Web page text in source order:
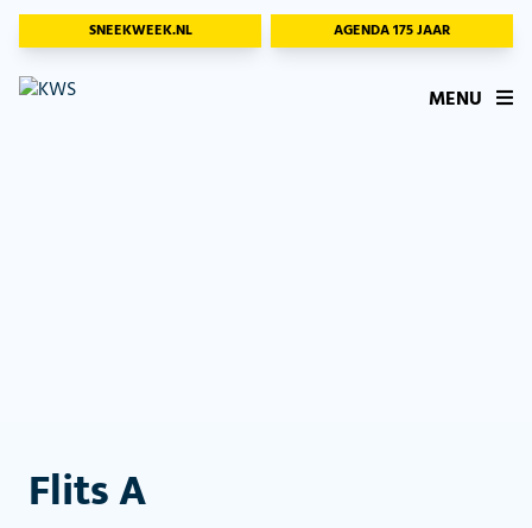
SNEEKWEEK.NL AGENDA 175 JAAR
MENU
Flits A